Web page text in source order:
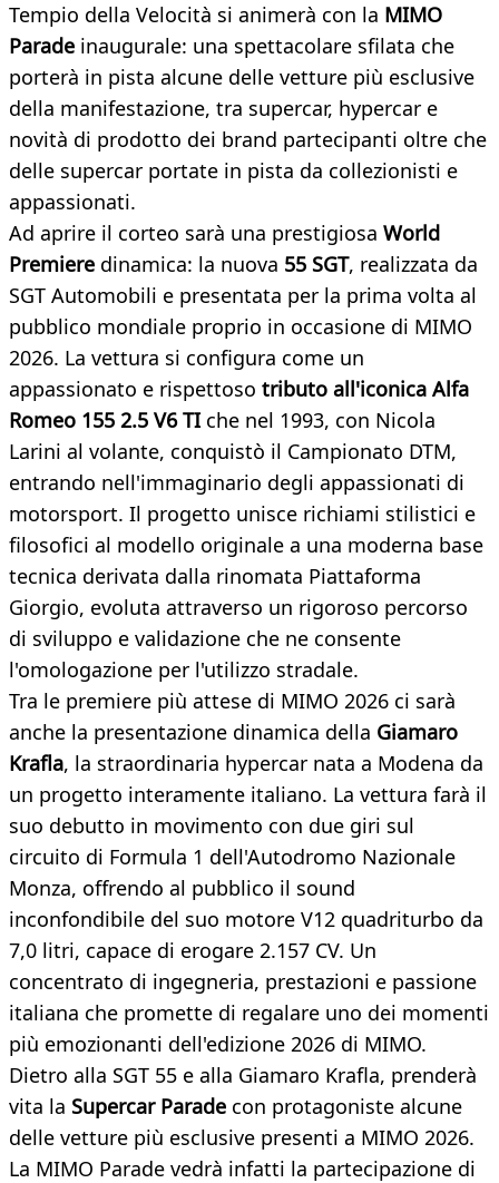
Tempio della Velocità si animerà con la MIMO
Parade inaugurale: una spettacolare sfilata che
porterà in pista alcune delle vetture più esclusive
della manifestazione, tra supercar, hypercar e
novità di prodotto dei brand partecipanti oltre che
delle supercar portate in pista da collezionisti e
appassionati.
Ad aprire il corteo sarà una prestigiosa World
Premiere dinamica: la nuova 55 SGT, realizzata da
SGT Automobili e presentata per la prima volta al
pubblico mondiale proprio in occasione di MIMO
2026. La vettura si configura come un
appassionato e rispettoso tributo all'iconica Alfa
Romeo 155 2.5 V6 TIche nel 1993, con Nicola
Larini al volante, conquistò il Campionato DTM,
entrando nell'immaginario degli appassionati di
motorsport. Il progetto unisce richiami stilistici e
filosofici al modello originale a una moderna base
tecnica derivata dalla rinomata Piattaforma
Giorgio, evoluta attraverso un rigoroso percorso
di sviluppo e validazione che ne consente
l'omologazione per l'utilizzo stradale.
Tra le premiere più attese di MIMO 2026 ci sarà
anche la presentazione dinamica della Giamaro
Krafla, la straordinaria hypercar nata a Modena da
un progetto interamente italiano. La vettura farà il
suo debutto in movimento con due giri sul
circuito di Formula 1 dell'Autodromo Nazionale
Monza, offrendo al pubblico il sound
inconfondibile del suo motore V12 quadriturbo da
7,0 litri, capace di erogare 2.157 CV. Un
concentrato di ingegneria, prestazioni e passione
italiana che promette di regalare uno dei momenti
più emozionanti dell'edizione 2026 di MIMO.
Dietro alla SGT 55 e alla Giamaro Krafla, prenderà
vita la Supercar Parade con protagoniste alcune
delle vetture più esclusive presenti a MIMO 2026.
La MIMO Parade vedrà infatti la partecipazione di